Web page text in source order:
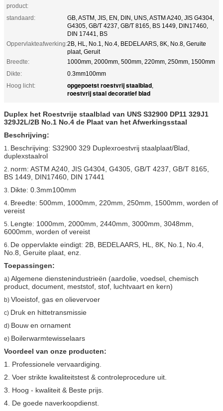
product:
standaard:
GB, ASTM, JIS, EN, DIN, UNS, ASTM A240, JIS G4304,
G4305, GB/T 4237, GB/T 8165, BS 1449, DIN17460,
DIN 17441, BS
Oppervlakteafwerking:2B, HL, No.1, No.4, BEDELAARS, 8K, No.8, Geruite
plaat, Geruit
Breedte:
1000mm, 2000mm, 500mm, 220mm, 250mm, 1500mm
Dikte:
0.3mm100mm
Hoog licht:
opgepoetst roestvrij staalblad,
roestvrij staal decoratief blad
Duplex het Roestvrije staalblad van UNS S32900 DP11 329J1
329J2L/2B No.1 No.4 de Plaat van het Afwerkingsstaal
Beschrijving:
1. Beschrijving: S32900 329 Duplexroestvrij staalplaat/Blad,
duplexstaalrol
2. norm: ASTM A240, JIS G4304, G4305, GB/T 4237, GB/T 8165,
BS 1449, DIN17460, DIN 17441
3. Dikte: 0.3mm100mm
4. Breedte: 500mm, 1000mm, 220mm, 250mm, 1500mm, worden of
vereist
5. Lengte: 1000mm, 2000mm, 2440mm, 3000mm, 3048mm,
6000mm, worden of vereist
6. De oppervlakte eindigt: 2B, BEDELAARS, HL, 8K, No.1, No.4,
No.8, Geruite plaat, enz.
Toepassingen:
a) Algemene dienstenindustrieën (aardolie, voedsel, chemisch
product, document, meststof, stof, luchtvaart en kern)
b) Vloeistof, gas en olievervoer
c) Druk en hittetransmissie
d) Bouw en ornament
e) Boilerwarmtewisselaars
Voordeel van onze producten:
1. Professionele vervaardiging.
2. Voer strikte kwaliteitstest & controleprocedure uit.
3. Hoog - kwaliteit & Beste prijs.
4. De goede naverkoopdienst.